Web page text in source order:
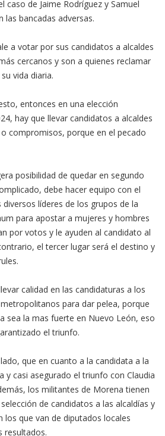
caso de Jaime Rodríguez y Samuel
las bancadas adversas.
a votar por sus candidatos a alcaldes
cercanos y son a quienes reclamar
vida diaria.
entonces en una elección
hay que llevar candidatos a alcaldes
compromisos, porque en el pecado
posibilidad de quedar en segundo
debe hacer equipo con el
líderes de los grupos de la
para apostar a mujeres y hombres
por votos y le ayuden al candidato al
el tercer lugar será el destino y
calidad en las candidaturas a los
para dar pelea, porque
sea la mas fuerte en Nuevo León, eso
el triunfo.
que en cuanto a la candidata a la
y casi asegurado el triunfo con Claudia
los militantes de Morena tienen
de candidatos a las alcaldías y
los que van de diputados locales
resultados.